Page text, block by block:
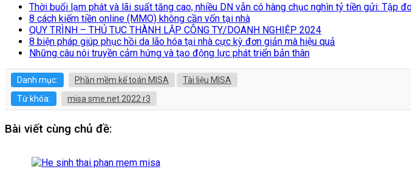
Thời buổi lạm phát và lãi suất tăng cao, nhiều DN vẫn có hàng chục nghìn tỷ tiền gửi: Tập
8 cách kiếm tiền online (MMO) không cần vốn tại nhà
QUY TRÌNH – THỦ TỤC THÀNH LẬP CÔNG TY/DOANH NGHIỆP 2024
8 biện pháp giúp phục hồi da lão hóa tại nhà cực kỳ đơn giản mà hiệu quả
Những câu nói truyền cảm hứng và tạo động lực phát triển bản thân
Danh mục: Phần mềm kế toán MISA
Tài liệu MISA
Từ khóa:
misa sme.net 2022 r3
Bài viết cùng chủ đề: